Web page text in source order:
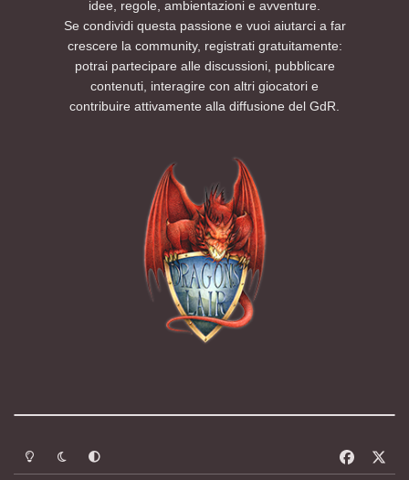
idee, regole, ambientazioni e avventure.
Se condividi questa passione e vuoi aiutarci a far
crescere la community, registrati gratuitamente:
potrai partecipare alle discussioni, pubblicare
contenuti, interagire con altri giocatori e
contribuire attivamente alla diffusione del GdR.
Modalità chiara
Modalità scuraSegui la preferenza del sistema
a